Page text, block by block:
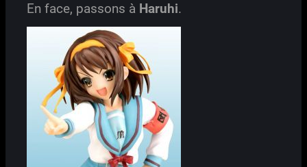
En face, passons à Haruhi.